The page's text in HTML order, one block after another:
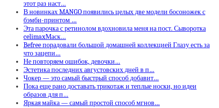
этот раз наст…
В новинках MANGO появились целых две модели босоножек с
бэмби-принтом …
Эта парочка с ретинолом вдохновила меня на пост. Сыворотка
celimaxМаск…
Befree порадовали большой домашней коллекцией Глазу есть за
что зацепи…
Не повторяем ошибок, девочки…
Эстетика последних августовских дней в п…
Чокер — это самый быстрый способ добавит…
Пока еще рано доставать трикотаж и теплые носки, но идеи
образов для п…
Яркая майка — самый простой способ мгнов…